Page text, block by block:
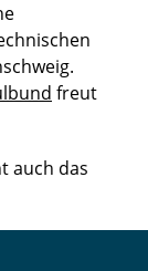
freut
auch das